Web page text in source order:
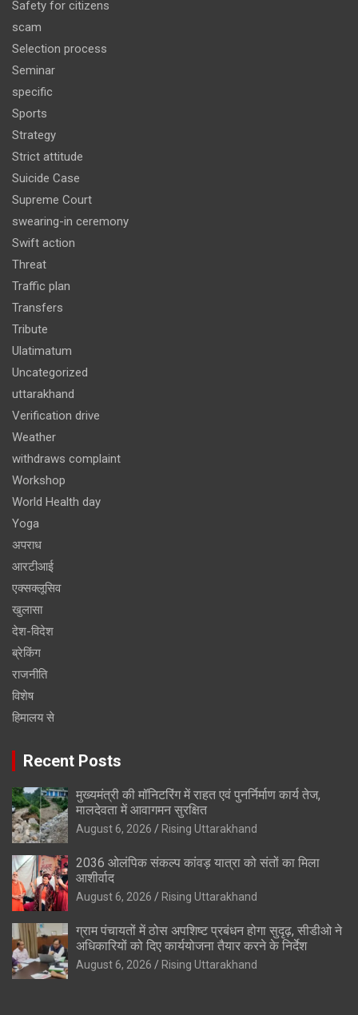
Safety for citizens
scam
Selection process
Seminar
specific
Sports
Strategy
Strict attitude
Suicide Case
Supreme Court
swearing-in ceremony
Swift action
Threat
Traffic plan
Transfers
Tribute
Ulatimatum
Uncategorized
uttarakhand
Verification drive
Weather
withdraws complaint
Workshop
World Health day
Yoga
अपराध
आरटीआई
एक्सक्लूसिव
खुलासा
देश-विदेश
ब्रेकिंग
राजनीति
विशेष
हिमालय से
Recent Posts
मुख्यमंत्री की मॉनिटरिंग में राहत एवं पुनर्निर्माण कार्य तेज,
मालदेवता में आवागमन सुरक्षित
August 6, 2026 Rising Uttarakhand
2036 ओलंपिक संकल्प कांवड़ यात्रा को संतों का मिला
आशीर्वाद
August 6, 2026 Rising Uttarakhand
ग्राम पंचायतों में ठोस अपशिष्ट प्रबंधन होगा सुदृढ़, सीडीओ ने
अधिकारियों को दिए कार्ययोजना तैयार करने के निर्देश
August 6, 2026 Rising Uttarakhand